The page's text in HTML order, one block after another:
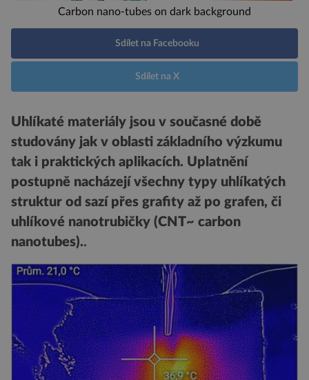
Carbon nano-tubes on dark background
Sdílet na Facebooku
Sdílet na X
Uhlíkaté materiály jsou v současné době
studovány jak v oblasti základního výzkumu
tak i praktických aplikacích. Uplatnění
postupně nacházejí všechny typy uhlíkatých
struktur od sazí přes grafity až po grafen, či
uhlíkové nanotrubičky (CNT~ carbon
nanotubes)..